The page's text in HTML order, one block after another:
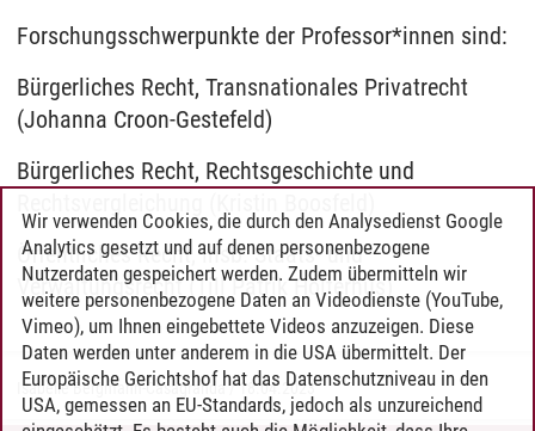
Forschungsschwerpunkte der Professor*innen sind:
Bürgerliches Recht, Transnationales Privatrecht
(Johanna Croon-Gestefeld)
Bürgerliches Recht, Rechtsgeschichte und
Öffentliches Recht, insb. Staats- und
Verwaltungsrecht (Till Patrik Holterhus)
Isabelle Bergmann-Casagranda/18.04.2023
Wir verwenden Cookies, die durch den Analysedienst Google
Analytics gesetzt und auf denen personenbezogene
Nutzerdaten gespeichert werden. Zudem übermitteln wir
weitere personenbezogene Daten an Videodienste (YouTube,
Vimeo), um Ihnen eingebettete Videos anzuzeigen. Diese
Daten werden unter anderem in die USA übermittelt. Der
Europäische Gerichtshof hat das Datenschutzniveau in den
USA, gemessen an EU-Standards, jedoch als unzureichend